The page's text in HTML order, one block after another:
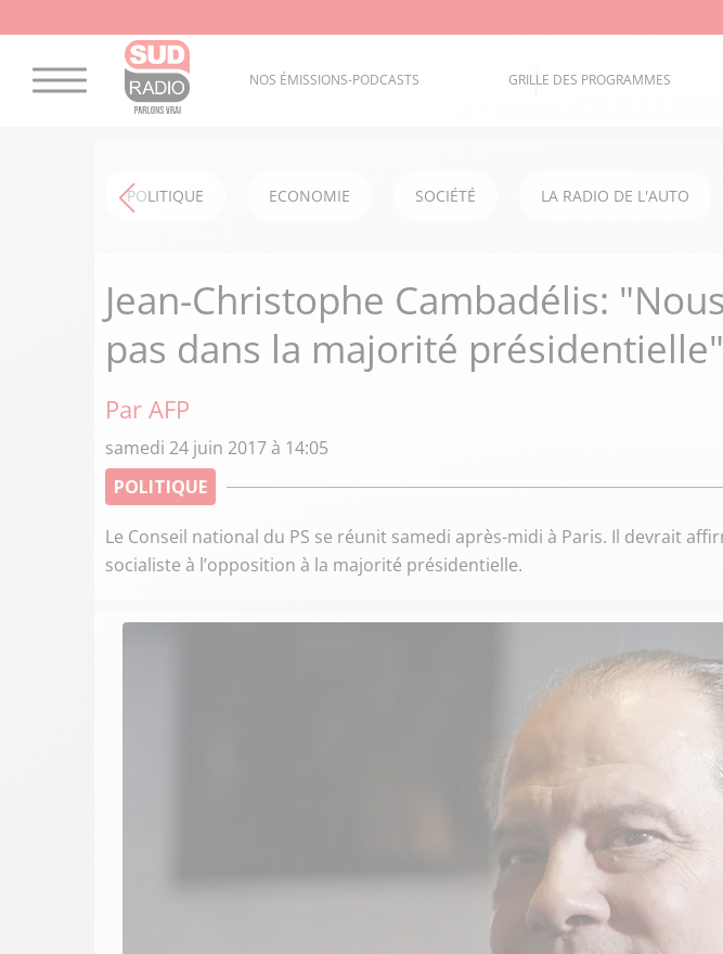
NOS ÉMISSIONS-PODCASTS GRILLE DES PROGRAMMES
POLITIQUE ECONOMIE SOCIÉTÉ LA RADIO DE L'AUTO
Jean-Christophe Cambadélis:
pas dans la majorité présidentielle"
Par AFP
samedi 24 juin 2017 à 14:05
POLITIQUE
Le Conseil national du PS se réunit samedi après-midi à Paris. Il devrait
socialiste à l’opposition à la majorité présidentielle.